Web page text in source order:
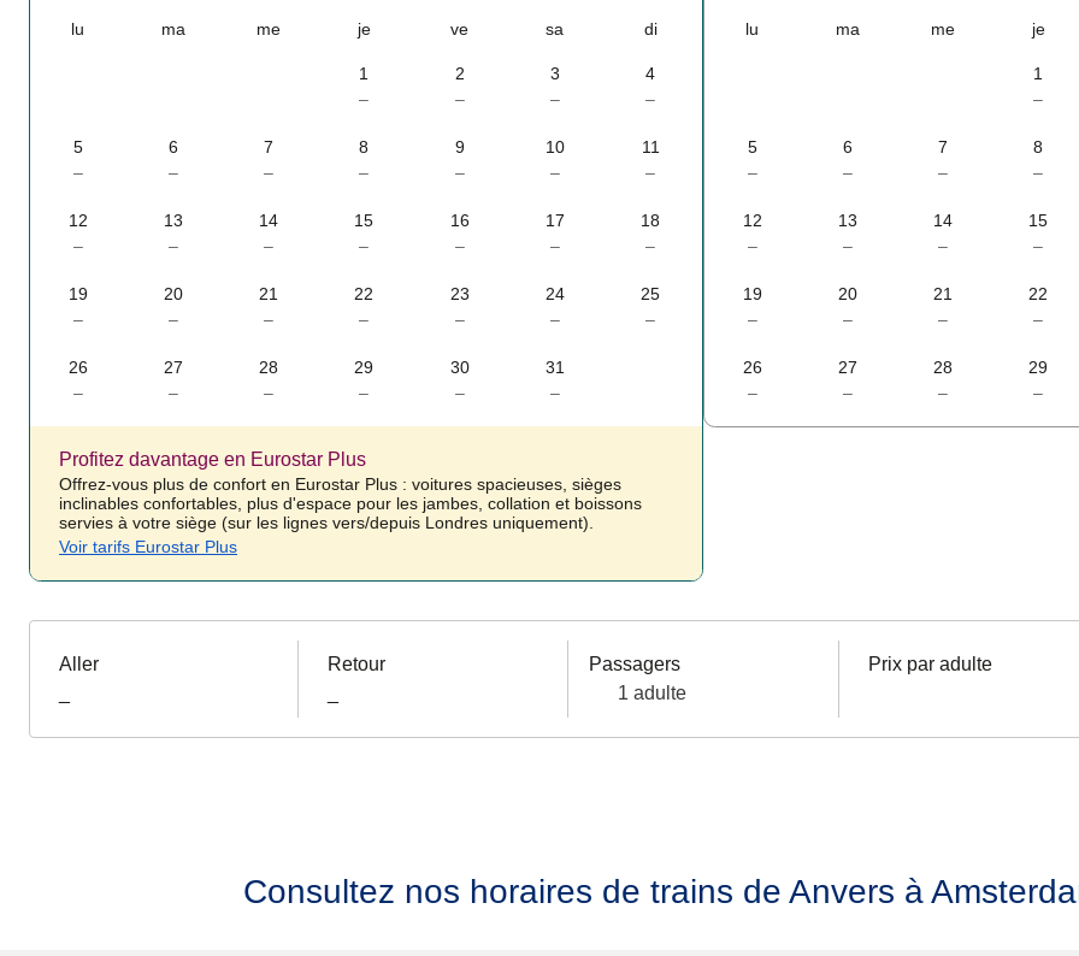
lu ma me je ve sa di
1
–
2
–
3
–
4
–
5
–
6
–
7
–
8
–
9
–
10
–
11
–
12
–
13
–
14
–
15
–
16
–
17
–
18
–
19
–
20
–
21
–
22
–
23
–
24
–
25
–
26
–
27
–
28
–
29
–
30
–
31
–
Profitez davantage en Eurostar Plus
Offrez-vous plus de confort en Eurostar Plus : voitures spacieuses, sièges
inclinables confortables, plus d'espace pour les jambes, collation et boissons
servies à votre siège (sur les lignes vers/depuis Londres uniquement).
Voir tarifs Eurostar Plus
lu ma me je
1
–
5
–
6
–
7
–
8
–
12
–
13
–
14
–
15
–
19
–
20
–
21
–
22
–
26
–
27
–
28
–
29
–
Aller
Retour
Passagers
1 adulte
Prix par adulte
Consultez nos horaires de trains de Anvers à